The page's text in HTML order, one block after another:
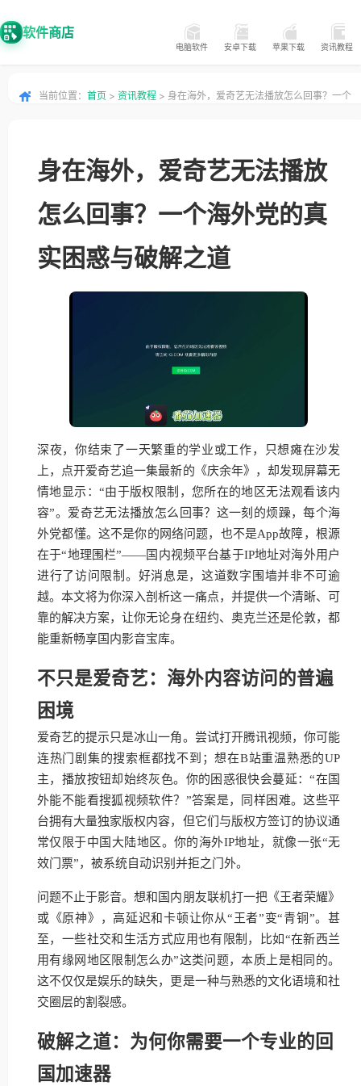
软件商店
电脑软件 安卓下载 苹果下载 资讯教程
当前位置： 首页 > 资讯教程 > 身在海外，爱奇艺无法播放怎么回事？一个
身在海外，爱奇艺无法播放
怎么回事？一个海外党的真
实困惑与破解之道
深夜，你结束了一天繁重的学业或工作，只想瘫在沙发
上，点开爱奇艺追一集最新的《庆余年》，却发现屏幕无
情地显示：“由于版权限制，您所在的地区无法观看该内
容”。爱奇艺无法播放怎么回事？这一刻的烦躁，每个海
外党都懂。这不是你的网络问题，也不是App故障，根源
在于“地理围栏”——国内视频平台基于IP地址对海外用户
进行了访问限制。好消息是，这道数字围墙并非不可逾
越。本文将为你深入剖析这一痛点，并提供一个清晰、可
靠的解决方案，让你无论身在纽约、奥克兰还是伦敦，都
能重新畅享国内影音宝库。
不只是爱奇艺：海外内容访问的普遍
困境
爱奇艺的提示只是冰山一角。尝试打开腾讯视频，你可能
连热门剧集的搜索框都找不到；想在B站重温熟悉的UP
主，播放按钮却始终灰色。你的困惑很快会蔓延：“在国
外能不能看搜狐视频软件？”答案是，同样困难。这些平
台拥有大量独家版权内容，但它们与版权方签订的协议通
常仅限于中国大陆地区。你的海外IP地址，就像一张“无
效门票”，被系统自动识别并拒之门外。
问题不止于影音。想和国内朋友联机打一把《王者荣耀》
或《原神》，高延迟和卡顿让你从“王者”变“青铜”。甚
至，一些社交和生活方式应用也有限制，比如“在新西兰
用有缘网地区限制怎么办”这类问题，本质上是相同的。
这不仅仅是娱乐的缺失，更是一种与熟悉的文化语境和社
交圈层的割裂感。
破解之道：为何你需要一个专业的回
国加速器